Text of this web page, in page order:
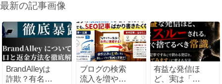
最新の記事画像
BrandAlleyは
詐欺？有名求
ブログの検索
流入を増やし
有益な発信ほ
ど、実は「ス